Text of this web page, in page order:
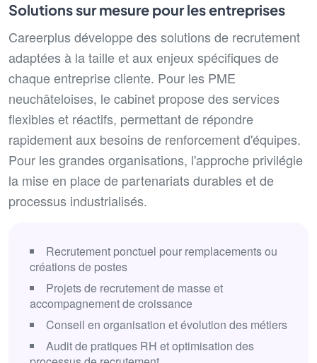
Solutions sur mesure pour les entreprises
Careerplus développe des solutions de recrutement
adaptées à la taille et aux enjeux spécifiques de
chaque entreprise cliente. Pour les PME
neuchâteloises, le cabinet propose des services
flexibles et réactifs, permettant de répondre
rapidement aux besoins de renforcement d'équipes.
Pour les grandes organisations, l'approche privilégie
la mise en place de partenariats durables et de
processus industrialisés.
Recrutement ponctuel pour remplacements ou
créations de postes
Projets de recrutement de masse et
accompagnement de croissance
Conseil en organisation et évolution des métiers
Audit de pratiques RH et optimisation des